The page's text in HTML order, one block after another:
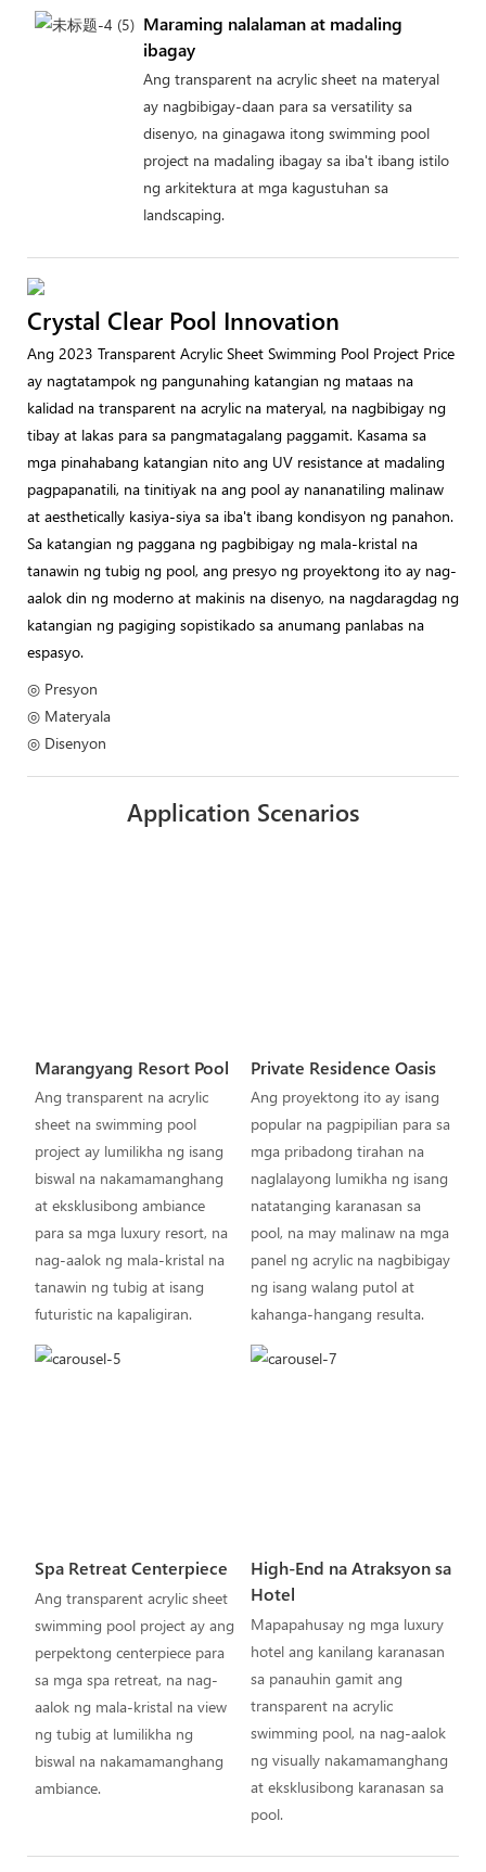
Maraming nalalaman at madaling
ibagay
Ang transparent na acrylic sheet na materyal
ay nagbibigay-daan para sa versatility sa
disenyo, na ginagawa itong swimming pool
project na madaling ibagay sa iba't ibang istilo
ng arkitektura at mga kagustuhan sa
landscaping.
Crystal Clear Pool Innovation
Ang 2023 Transparent Acrylic Sheet Swimming Pool Project Price
ay nagtatampok ng pangunahing katangian ng mataas na
kalidad na transparent na acrylic na materyal, na nagbibigay ng
tibay at lakas para sa pangmatagalang paggamit. Kasama sa
mga pinahabang katangian nito ang UV resistance at madaling
pagpapanatili, na tinitiyak na ang pool ay nananatiling malinaw
at aesthetically kasiya-siya sa iba't ibang kondisyon ng panahon.
Sa katangian ng paggana ng pagbibigay ng mala-kristal na
tanawin ng tubig ng pool, ang presyo ng proyektong ito ay nag-
aalok din ng moderno at makinis na disenyo, na nagdaragdag ng
katangian ng pagiging sopistikado sa anumang panlabas na
espasyo.
◎ Presyon
◎ Materyala
◎ Disenyon
Application Scenarios
Marangyang Resort Pool
Ang transparent na acrylic
sheet na swimming pool
project ay lumilikha ng isang
biswal na nakamamanghang
at eksklusibong ambiance
para sa mga luxury resort, na
nag-aalok ng mala-kristal na
tanawin ng tubig at isang
futuristic na kapaligiran.
Private Residence Oasis
Ang proyektong ito ay isang
popular na pagpipilian para sa
mga pribadong tirahan na
naglalayong lumikha ng isang
natatanging karanasan sa
pool, na may malinaw na mga
panel ng acrylic na nagbibigay
ng isang walang putol at
kahanga-hangang resulta.
Spa Retreat Centerpiece
Ang transparent acrylic sheet
swimming pool project ay ang
perpektong centerpiece para
sa mga spa retreat, na nag-
aalok ng mala-kristal na view
ng tubig at lumilikha ng
biswal na nakamamanghang
ambiance.
High-End na Atraksyon sa
Hotel
Mapapahusay ng mga luxury
hotel ang kanilang karanasan
sa panauhin gamit ang
transparent na acrylic
swimming pool, na nag-aalok
ng visually nakamamanghang
at eksklusibong karanasan sa
pool.